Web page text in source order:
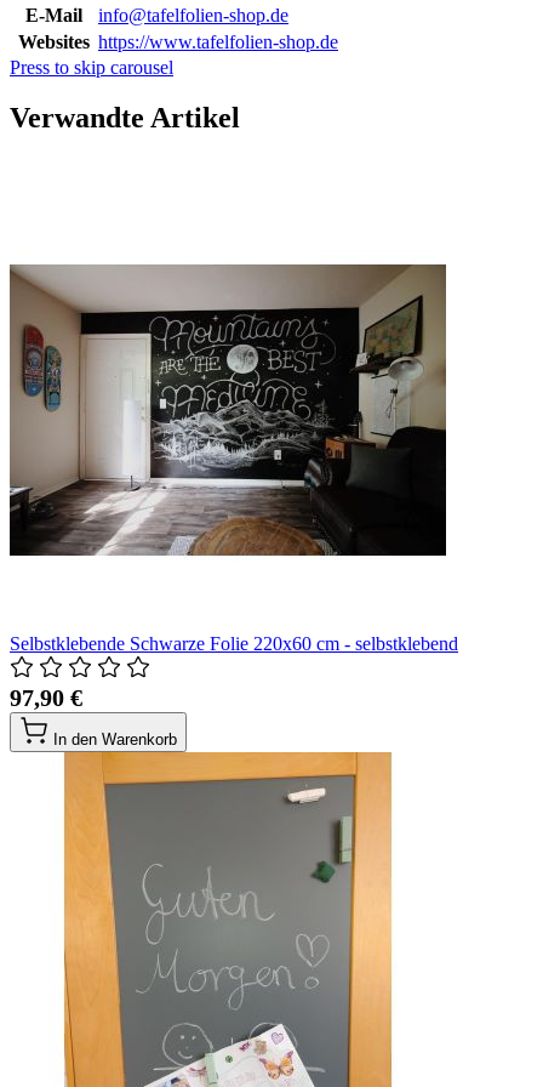
E-Mail
info@tafelfolien-shop.de
Websites https://www.tafelfolien-shop.de
Press to skip carousel
Verwandte Artikel
Selbstklebende Schwarze Folie 220x60 cm - selbstklebend
97,90 €
In den Warenkorb